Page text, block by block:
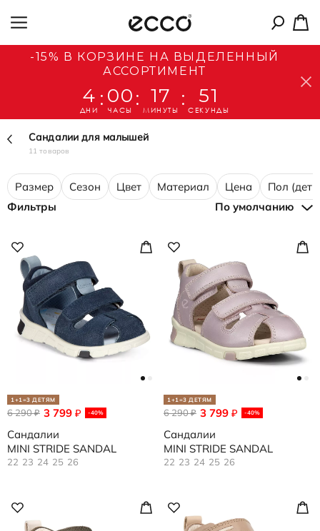
-15% В КОРЗИНЕ НА ВЫДЕЛЕННЫЙ
АССОРТИМЕНТ
4
ДНИ
: 00
ЧАСЫ
: 17
МИНУТЫ
: 50
СЕКУНДЫ
Сандалии для малышей
11 товаров
Размер Сезон Цвет Материал Цена
Пол
Фильтры
По умолчанию
1+1=3 ДЕТЯМ
3 799 ₽ -40%
6 290₽
Сандалии
MINI STRIDE SANDAL
22 23 24 25 26
1+1=3 ДЕТЯМ
3 799 ₽ -40%
6 290₽
Сандалии
MINI STRIDE SANDAL
22 23 24 25 26